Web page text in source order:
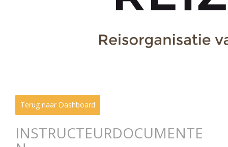
Terug naar Dashboard
INSTRUCTEURDOCUMENTE